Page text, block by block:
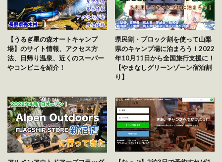
【うるぎ星の森オートキャンプ
場】のサイト情報、アクセス方
法、日帰り温泉、近くのスーパー
やコンビニを紹介！
県民割・ブロック割を使って山梨
県のキャンプ場に泊まろう！2022
年10月11日から全国旅行支援に！
【やまなしグリーンゾーン宿泊割
り】